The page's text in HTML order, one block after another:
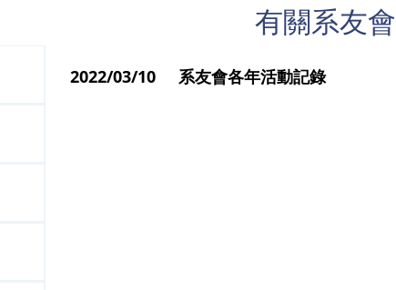
有關系友會
2022/03/10 系友會各年活動記錄